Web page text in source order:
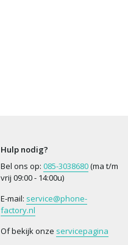
Hulp nodig?
Bel ons op: 085-3038680(ma t/m
vrij 09:00 - 14:00u)
E-mail: service@phone-
factory.nl
Of bekijk onze servicepagina